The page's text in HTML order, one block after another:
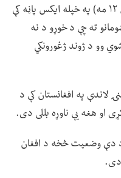
رخشانه: دې سازمان (پنشنبې د چنګاښ ۱۲ مه) په خپله ایکس پاڼه کې
ښځو او ماشومانو ته چې د خوړو د نه
وو د ژوند ژغورونکي
لاندې په افغانستان کې د
او هغه یې ناوړه بللی دی.
د دې وضعیت څخه د افغان
دی.